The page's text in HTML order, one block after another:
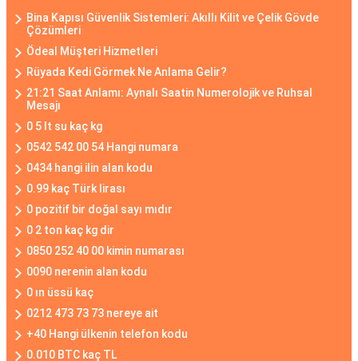
Bina Kapısı Güvenlik Sistemleri: Akıllı Kilit ve Çelik Gövde
Çözümleri
Ödeal Müşteri Hizmetleri
Rüyada Kedi Görmek Ne Anlama Gelir?
21:21 Saat Anlamı: Aynalı Saatin Numerolojik ve Ruhsal
Mesajı
0 5 lt su kaç kg
0542 542 00 54 Hangi numara
0434 hangi ilin alan kodu
0.99 kaç Türk lirası
0 pozitif bir doğal sayı mıdır
0 2 ton kaç kg dir
0850 252 40 00 kimin numarası
0090 nerenin alan kodu
0 ın üssü kaç
0212 473 73 73 nereye ait
+40 Hangi ülkenin telefon kodu
0.010 BTC kaç TL